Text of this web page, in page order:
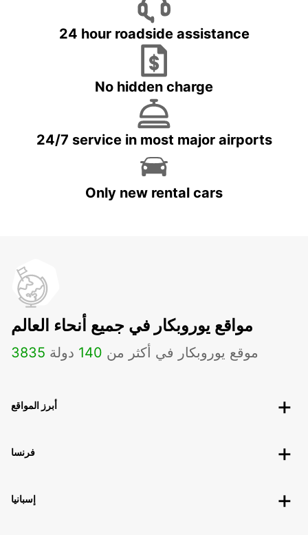
24 hour roadside assistance
No hidden charge
24/7 service in most major airports
Only new rental cars
مواقع يوروبكار في جميع أنحاء العالم
3835 موقع يوروبكار في أكثر من 140 دولة
أبرز المواقع
فرنسا
إسبانيا